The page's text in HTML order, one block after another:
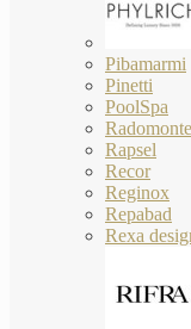
Pibamarmi
Pinetti
PoolSpa
Radomonte
Rapsel
Recor
Reginox
Repabad
Rexa